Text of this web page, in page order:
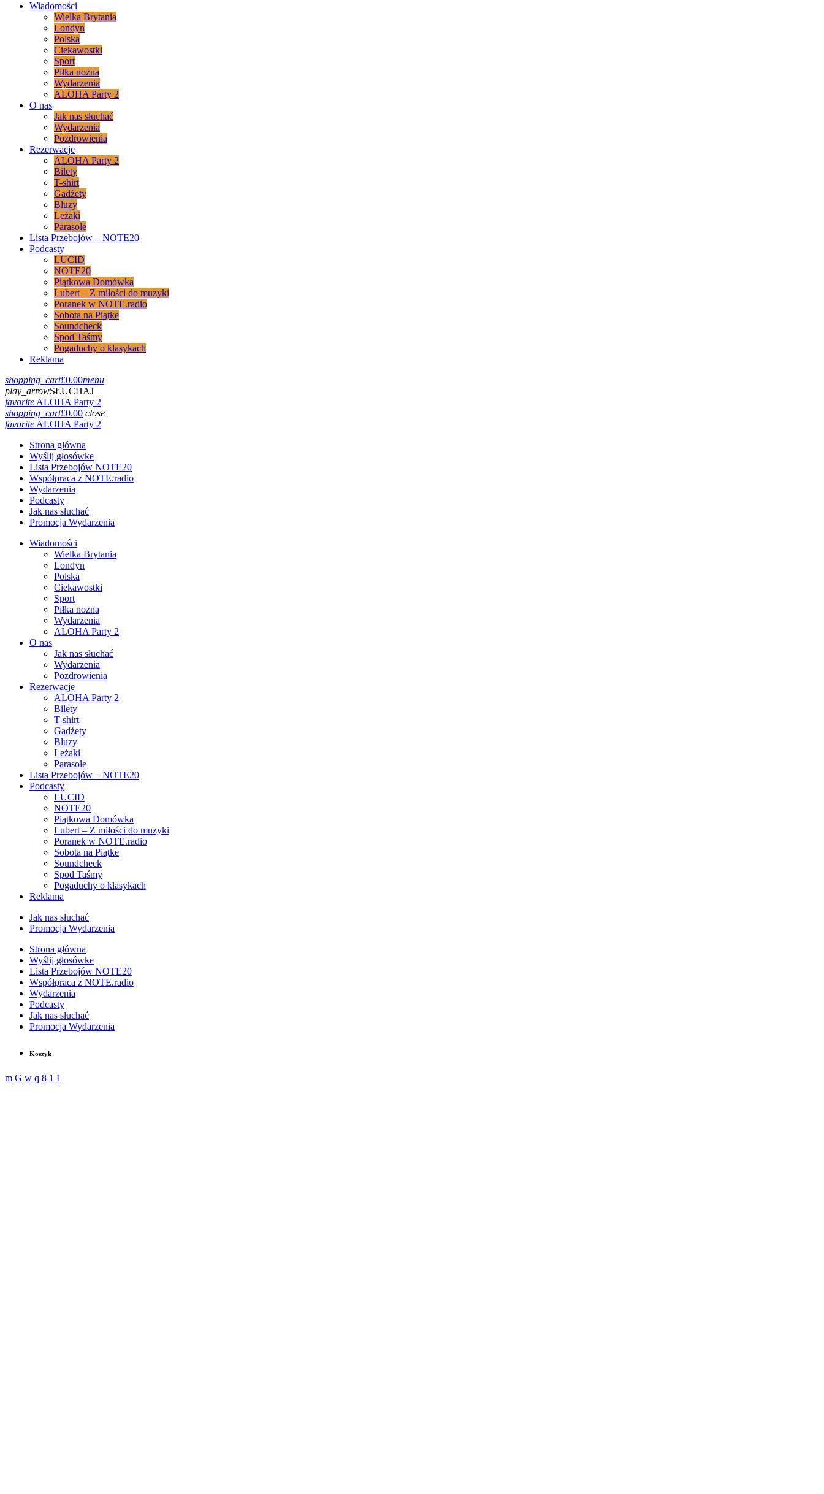
Wiadomości
Wielka Brytania
Londyn
Polska
Ciekawostki
Sport
Piłka nożna
Wydarzenia
ALOHA Party 2
O nas
Jak nas słuchać
Wydarzenia
Pozdrowienia
Rezerwacje
ALOHA Party 2
Bilety
T-shirt
Gadżety
Bluzy
Leżaki
Parasole
Lista Przebojów – NOTE20
Podcasty
LUCID
NOTE20
Piątkowa Domówka
Lubert – Z miłości do muzyki
Poranek w NOTE.radio
Sobota na Piątke
Soundcheck
Spod Taśmy
Pogaduchy o klasykach
Reklama
shopping_cart£0.00menu
play_arrowSŁUCHAJ
favoriteALOHA Party 2
shopping_cart£0.00 close
favoriteALOHA Party 2
Strona główna
Wyślij głosówke
Lista Przebojów NOTE20
Współpraca z NOTE.radio
Wydarzenia
Podcasty
Jak nas słuchać
Promocja Wydarzenia
Wiadomości
Wielka Brytania
Londyn
Polska
Ciekawostki
Sport
Piłka nożna
Wydarzenia
ALOHA Party 2
O nas
Jak nas słuchać
Wydarzenia
Pozdrowienia
Rezerwacje
ALOHA Party 2
Bilety
T-shirt
Gadżety
Bluzy
Leżaki
Parasole
Lista Przebojów – NOTE20
Podcasty
LUCID
NOTE20
Piątkowa Domówka
Lubert – Z miłości do muzyki
Poranek w NOTE.radio
Sobota na Piątke
Soundcheck
Spod Taśmy
Pogaduchy o klasykach
Reklama
Jak nas słuchać
Promocja Wydarzenia
Strona główna
Wyślij głosówke
Lista Przebojów NOTE20
Współpraca z NOTE.radio
Wydarzenia
Podcasty
Jak nas słuchać
Promocja Wydarzenia
Koszyk